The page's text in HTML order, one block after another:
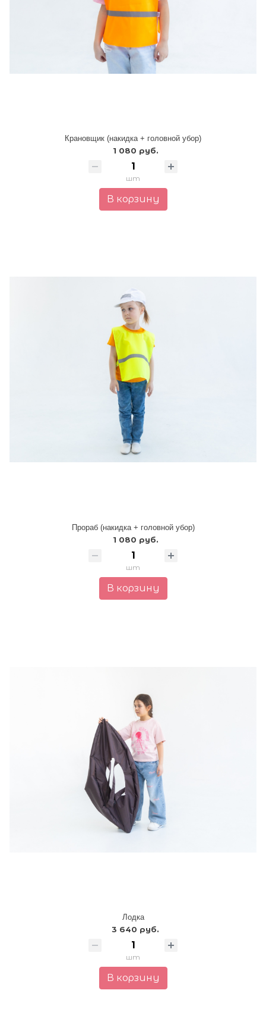
Крановщик (накидка + головной убор)
1 080 руб.
шт
В корзину
Прораб (накидка + головной убор)
1 080 руб.
шт
В корзину
Лодка
3 640 руб.
шт
В корзину